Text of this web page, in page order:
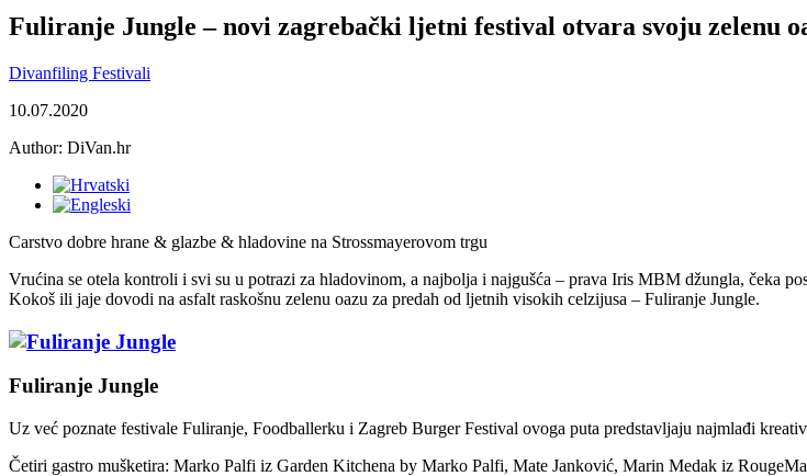
Fuliranje Jungle – novi zagrebački ljetni festival otvara svoju zelenu
Divanfiling Festivali
10.07.2020
Author: DiVan.hr
Carstvo dobre hrane & glazbe & hladovine na Strossmayerovom trgu
Vrućina se otela kontroli i svi su u potrazi za hladovinom, a najbolja i najgušća – prava Iris MBM džungla, čeka
Kokoš ili jaje dovodi na asfalt raskošnu zelenu oazu za predah od ljetnih visokih celzijusa – Fuliranje Jungle.
Fuliranje Jungle
Uz već poznate festivale Fuliranje, Foodballerku i Zagreb Burger Festival ovoga puta predstavljaju najmlađi
Četiri gastro mušketira: Marko Palfi iz Garden Kitchena by Marko Palfi, Mate Janković, Marin Medak iz